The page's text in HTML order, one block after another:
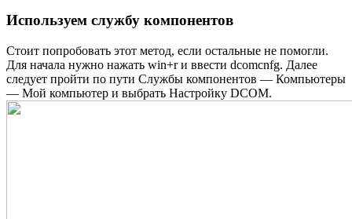
Используем службу компонентов
Стоит попробовать этот метод, если остальные не помогли.
Для начала нужно нажать win+r и ввести dcomcnfg. Далее
следует пройти по пути Службы компонентов — Компьютеры
— Мой компьютер и выбрать Настройку DCOM.